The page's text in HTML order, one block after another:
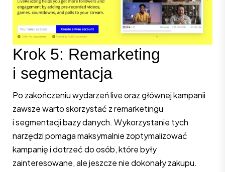
Krok 5: Remarketing
i segmentacja
Po zakończeniu wydarzeń live oraz głównej kampanii
zawsze warto skorzystać z remarketingu
i segmentacji bazy danych. Wykorzystanie tych
narzędzi pomaga maksymalnie zoptymalizować
kampanię i dotrzeć do osób, które były
zainteresowane, ale jeszcze nie dokonały zakupu.